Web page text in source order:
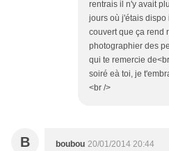
rentrais il n'y avait
jours où j'étais
couvert que ça rend
photographier des
qui te remercie
soiré eà toi, je
<br />
B boubou 20/01/2014 20:44